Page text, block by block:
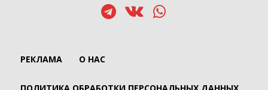
РЕКЛАМА О НАС